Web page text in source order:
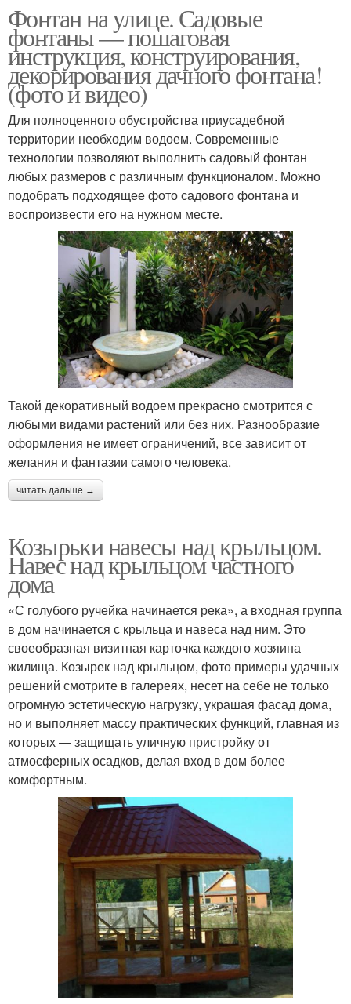
Фонтан на улице. Садовые
фонтаны — пошаговая
инструкция, конструирования,
декорирования дачного фонтана!
(фото и видео)
Для полноценного обустройства приусадебной
территории необходим водоем. Современные
технологии позволяют выполнить садовый фонтан
любых размеров с различным функционалом. Можно
подобрать подходящее фото садового фонтана и
воспроизвести его на нужном месте.
Такой декоративный водоем прекрасно смотрится с
любыми видами растений или без них. Разнообразие
оформления не имеет ограничений, все зависит от
желания и фантазии самого человека.
читать дальше →
Козырьки навесы над крыльцом.
Навес над крыльцом частного
дома
«С голубого ручейка начинается река», а входная группа
в дом начинается с крыльца и навеса над ним. Это
своеобразная визитная карточка каждого хозяина
жилища. Козырек над крыльцом, фото примеры удачных
решений смотрите в галереях, несет на себе не только
огромную эстетическую нагрузку, украшая фасад дома,
но и выполняет массу практических функций, главная из
которых — защищать уличную пристройку от
атмосферных осадков, делая вход в дом более
комфортным.